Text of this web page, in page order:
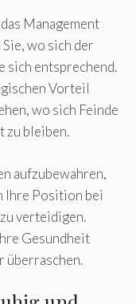
Management
wo sich der
sich entsprechend.
Vorteil
wo sich Feinde
zu bleiben.
aufzubewahren,
Ihre Position bei
verteidigen.
Gesundheit
überraschen.